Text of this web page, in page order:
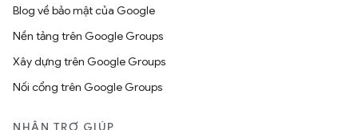
Blog về bảo mật của Google
Nền tảng trên Google Groups
Xây dựng trên Google Groups
Nối cổng trên Google Groups
NHẬN TRỢ GIÚP